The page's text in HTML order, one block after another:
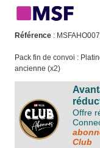
Référence:
Pack fin de convoi :
ancienne (x2)
Offre
Club